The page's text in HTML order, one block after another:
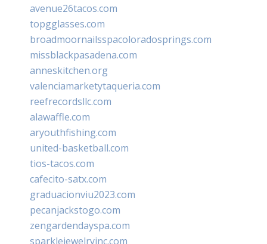
avenue26tacos.com
topgglasses.com
broadmoornailsspacoloradosprings.com
missblackpasadena.com
anneskitchen.org
valenciamarketytaqueria.com
reefrecordsllc.com
alawaffle.com
aryouthfishing.com
united-basketball.com
tios-tacos.com
cafecito-satx.com
graduacionviu2023.com
pecanjackstogo.com
zengardendayspa.com
sparklejewelryinc.com